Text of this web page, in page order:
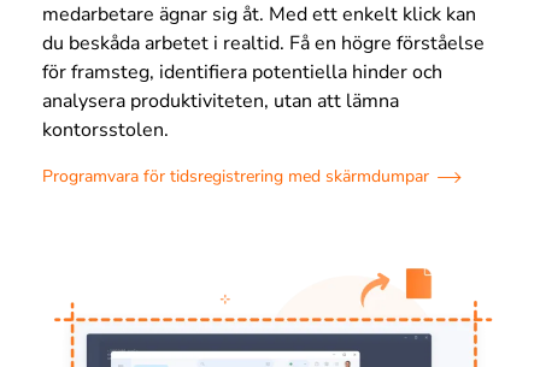
medarbetare ägnar sig åt. Med ett enkelt klick kan
du beskåda arbetet i realtid. Få en högre förståelse
för framsteg, identifiera potentiella hinder och
analysera produktiviteten, utan att lämna
kontorsstolen.
Programvara för tidsregistrering med skärmdumpar